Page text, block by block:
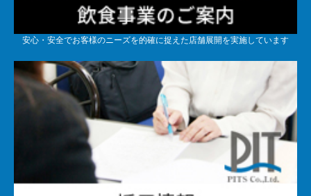
安心・安全でお客様のニーズを的確に捉えた店舗展開を実施しています